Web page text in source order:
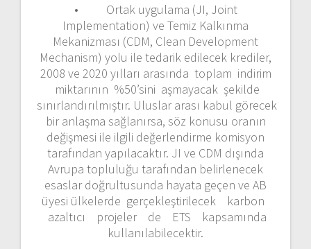
• Ortak uygulama (JI, Joint
Implementation) ve Temiz Kalkınma
Mekanizması (CDM, Clean Development
Mechanism) yolu ile tedarik edilecek krediler,
2008 ve 2020 yılları arasında toplam indirim
miktarının %50’sini aşmayacak şekilde
sınırlandırılmıştır. Uluslar arası kabul görecek
bir anlaşma sağlanırsa, söz konusu oranın
değişmesi ile ilgili değerlendirme komisyon
tarafından yapılacaktır. JI ve CDM dışında
Avrupa topluluğu tarafından belirlenecek
esaslar doğrultusunda hayata geçen ve AB
üyesi ülkelerde gerçekleştirilecek karbon
azaltıcı projeler de ETS kapsamında
kullanılabilecektir.